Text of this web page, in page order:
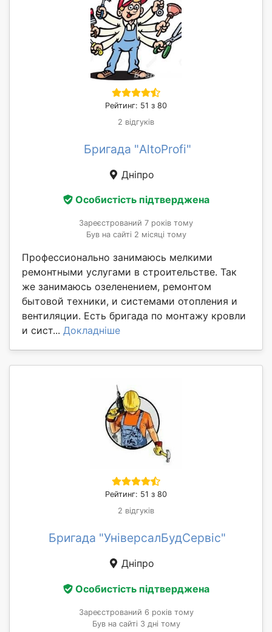
Рейтинг: 51 з 80
2 відгуків
Бригада "AltoProfi"
Дніпро
Особистість підтверджена
Зареєстрований 7 років тому
Був на сайті 2 місяці тому
Профессионально занимаюсь мелкими
ремонтными услугами в строительстве. Так
же занимаюсь озеленением, ремонтом
бытовой техники, и системами отопления и
вентиляции. Есть бригада по монтажу кровли
и сист... Докладніше
Рейтинг: 51 з 80
2 відгуків
Бригада "УніверсалБудСервіс"
Дніпро
Особистість підтверджена
Зареєстрований 6 років тому
Був на сайті 3 дні тому